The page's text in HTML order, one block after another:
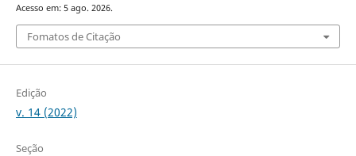
Acesso em: 5 ago. 2026.
Fomatos de Citação
Edição
v. 14 (2022)
Seção